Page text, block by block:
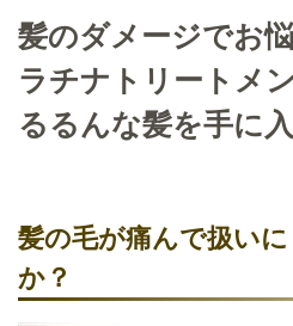
髪のダメージでお
ラチナトリートメ
るるんな髪を手に
髪の毛が痛んで扱い
か？